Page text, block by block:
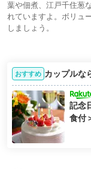
葉や佃煮、江戸千住葱
れていますよ。ボリュ
しましょう。
おすすめ カップルな
記念
食付